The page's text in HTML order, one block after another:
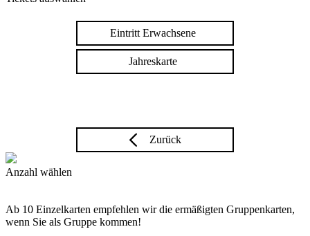
Eintritt Erwachsene
Jahreskarte
Zurück
Anzahl wählen
Ab 10 Einzelkarten empfehlen wir die ermäßigten Gruppenkarten,
wenn Sie als Gruppe kommen!